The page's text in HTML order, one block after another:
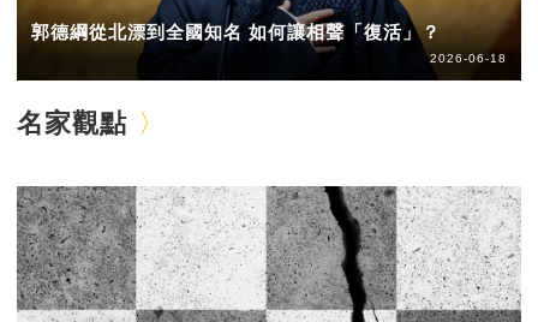
郭德綱從北漂到全國知名 如何讓相聲「復活」？
2026-06-18
名家觀點